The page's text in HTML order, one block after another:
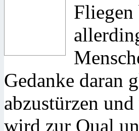
Fliegen
Gedanke daran
abzustürzen
wird zur Qual